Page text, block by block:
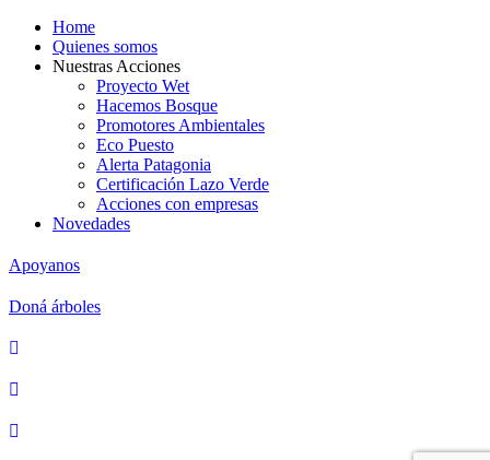
Home
Quienes somos
Nuestras Acciones
Proyecto Wet
Hacemos Bosque
Promotores Ambientales
Eco Puesto
Alerta Patagonia
Certificación Lazo Verde
Acciones con empresas
Novedades
Apoyanos
Doná árboles